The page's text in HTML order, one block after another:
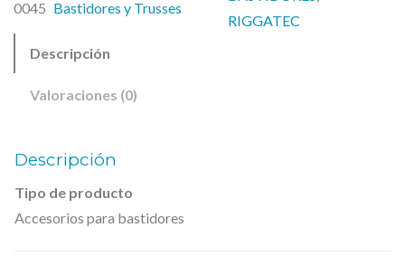
C
I
G
0
2
0
0045 Bastidores y Trusses
RIGGATEC
Descripción
Valoraciones (0)
Descripción
Tipo de producto
Accesorios para bastidores